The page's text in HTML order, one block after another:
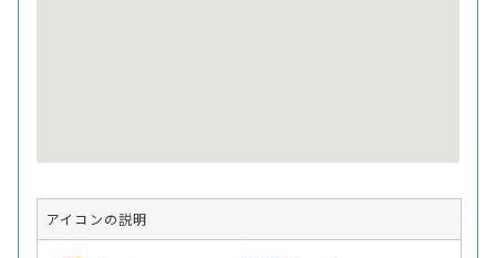
アイコンの説明